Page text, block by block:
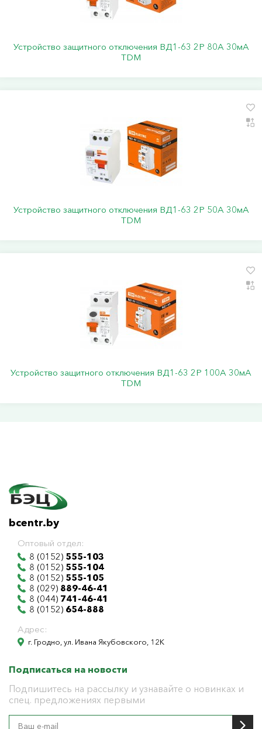
Устройство защитного отключения ВД1-63 2Р 80А 30мА
TDM
Устройство защитного отключения ВД1-63 2Р 50А 30мА
TDM
Устройство защитного отключения ВД1-63 2Р 100А 30мА
TDM
bcentr.by
Оптовый отдел:
8 (0152) 555-103
8 (0152) 555-104
8 (0152) 555-105
8 (029) 889-46-41
8 (044) 741-46-41
8 (0152) 654-888
Адрес:
г. Гродно, ул. Ивана Якубовского, 12К
Подписаться на новости
Подпишитесь на рассылку и узнавайте о новинках и
спец. предложениях первыми